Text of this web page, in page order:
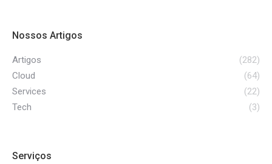
Nossos Artigos
Artigos
(282)
Cloud
(64)
Services
(22)
Tech
(3)
Serviços